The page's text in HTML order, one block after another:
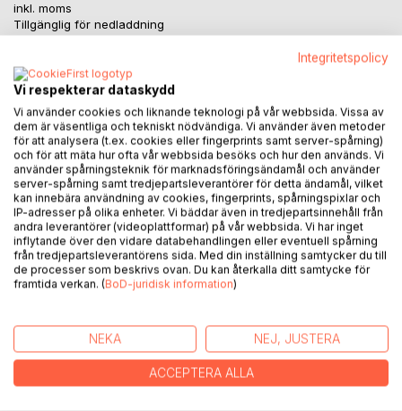
inkl. moms
Tillgänglig för nedladdning
LÄGG I KUNDVAGNEN
Lägg till i kom-ihåglista
Recensera titel
BESKRIVNING
En dyr klocka hittas i en övergiven bil. Samma klocka är ett
återkommande inslag i romanen/novellen. En torped slår till
mot en maffiaboss men tar fel på person. Uppdraget är inte
Integritetspolicy
Vi respekterar dataskydd
Vi använder cookies och liknande teknologi på vår webbsida. Vissa av
dem är väsentliga och tekniskt nödvändiga. Vi använder även metoder
för att analysera (t.ex. cookies eller fingerprints samt server-spårning)
och för att mäta hur ofta vår webbsida besöks och hur den används. Vi
använder spårningsteknik för marknadsföringsändamål och använder
server-spårning samt tredjepartsleverantörer för detta ändamål, vilket
kan innebära användning av cookies, fingerprints, spårningspixlar och
IP-adresser på olika enheter. Vi bäddar även in tredjepartsinnehåll från
andra leverantörer (videoplattformar) på vår webbsida. Vi har inget
inflytande över den vidare databehandlingen eller eventuell spårning
från tredjepartsleverantörens sida. Med din inställning samtycker du till
de processer som beskrivs ovan. Du kan återkalla ditt samtycke för
framtida verkan. (BoD-juridisk information)
NEKA NEJ, JUSTERA
ACCEPTERA ALLA